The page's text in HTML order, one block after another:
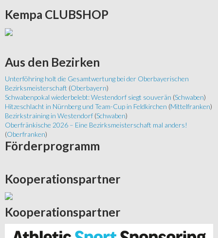
Kempa CLUBSHOP
Aus den Bezirken
Unterföhring holt die Gesamtwertung bei der Oberbayerischen
Bezirksmeisterschaft (Oberbayern)
Schwabenpokal wiederbelebt: Westendorf siegt souverän (Schwaben)
Hitzeschlacht in Nürnberg und Team-Cup in Feldkirchen (Mittelfranken)
Bezirkstraining in Westendorf (Schwaben)
Oberfränkische 2026 – Eine Bezirksmeisterschaft mal anders!
(Oberfranken)
Förderprogramm
Kooperationspartner
Kooperationspartner